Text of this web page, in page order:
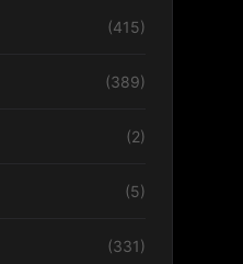
(415)
(389)
(2)
(5)
(331)